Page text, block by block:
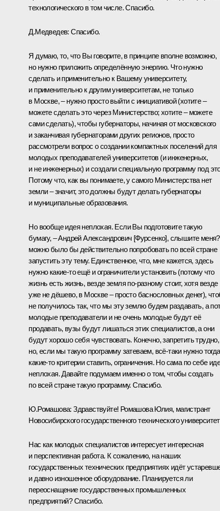
технологического в том числе. Спасибо.
Д.Медведев:Спасибо.
Я думаю, то, что Вы говорите, в принципе вполне возможно,
но нужно приложить определённую энергию. Что нужно
сделать и применительно к Вашему университету,
и применительно к другим университетам, не только
в Москве, – нужно просто выйти с инициативой (хотите –
можете сделать это через Министерство; хотите – можете
сами сделать), чтобы губернаторы, начиная от московского
и заканчивая губернаторами других регионов, просто
рассмотрели вопрос о создании компактных поселений для
молодых преподавателей университетов (и инженерных,
и не инженерных) и создали специальную программу под
Потому что, как вы понимаете, у самого Министерства нет
земли – значит, это должны будут делать губернаторы
и муниципальные образования.
Но вообще идея неплохая. Если Вы подготовите такую
бумагу, – Андрей Александрович [Фурсенко], слышите
можно было бы действительно попробовать по всей стране
запустить эту тему. Единственное, что, мне кажется, здесь
нужно какие‑то ещё и ограничители установить (потому что
жизнь есть жизнь, везде земля по‑разному стоит, хотя везде
уже не дёшево, в Москве – просто баснословных денег),
не получилось так, что мы эту землю будем раздавать, а
молодые преподаватели и не очень молодые будут её
продавать, вузы будут лишаться этих специалистов, а они
будут хорошо себя чувствовать. Конечно, запретить трудно,
но, если мы такую программу затеваем, всё‑таки нужно тогда
какие‑то критерии ставить, ограничения. Но сама по себе
неплохая. Давайте подумаем именно о том, чтобы создать
по всей стране такую программу. Спасибо.
Ю.Ромашова: Здравствуйте! Ромашова Юлия, магистрант
Новосибирского государственного технического
Нас как молодых специалистов интересует интересная
и перспективная работа. К сожалению, на наших
государственных технических предприятиях идёт
и давно изношенное оборудование. Планируется ли
переоснащение государственных промышленных
предприятий? Спасибо.